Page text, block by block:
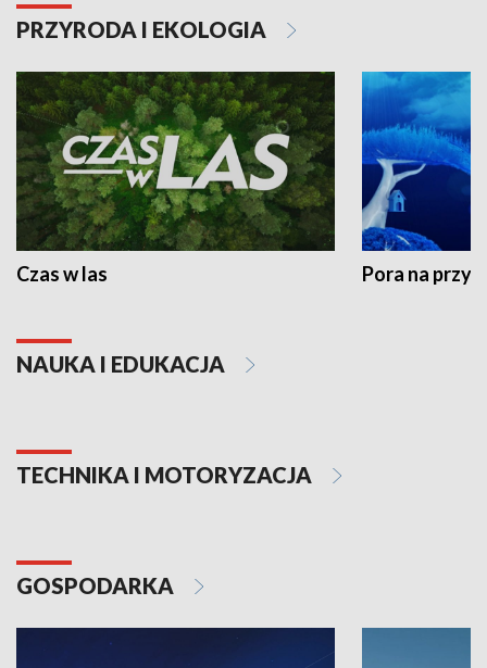
PRZYRODA I EKOLOGIA
Czas w las Pora na
NAUKA I EDUKACJA
TECHNIKA I MOTORYZACJA
GOSPODARKA